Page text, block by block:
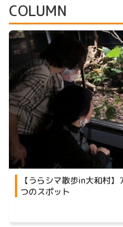
COLUMN
【うらシマ散歩in大和村
つのスポット